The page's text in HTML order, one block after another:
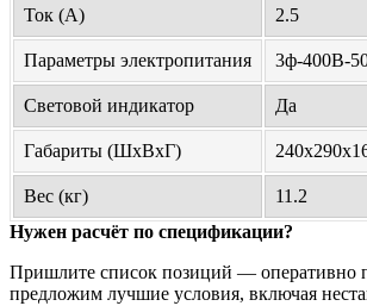
Ток (А) 2.5
Параметры электропитания 3ф-400В-
Световой индикатор Да
Габариты (ШхВхГ)
Вес (кг)
11.2
Нужен расчёт по спецификации?
Пришлите список позиций — оперативно
предложим лучшие условия, включая